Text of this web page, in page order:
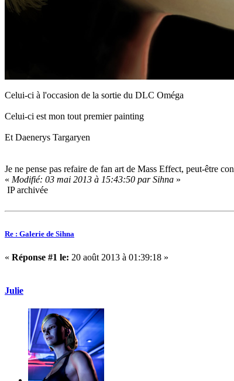
Celui-ci à l'occasion de la sortie du DLC Oméga
Celui-ci est mon tout premier painting
Et Daenerys Targaryen
Je ne pense pas refaire de fan art de Mass Effect, peut-être
« Modifié: 03 mai 2013 à 15:43:50 par Sihna »
IP archivée
Re : Galerie de Sihna
« Réponse #1 le: 20 août 2013 à 01:39:18 »
Julie